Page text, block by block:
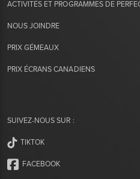
ACTIVITÉS ET PROGRAMMES DE
NOUS JOINDRE
PRIX GÉMEAUX
PRIX ÉCRANS CANADIENS
SUIVEZ-NOUS SUR :
TIKTOK
FACEBOOK